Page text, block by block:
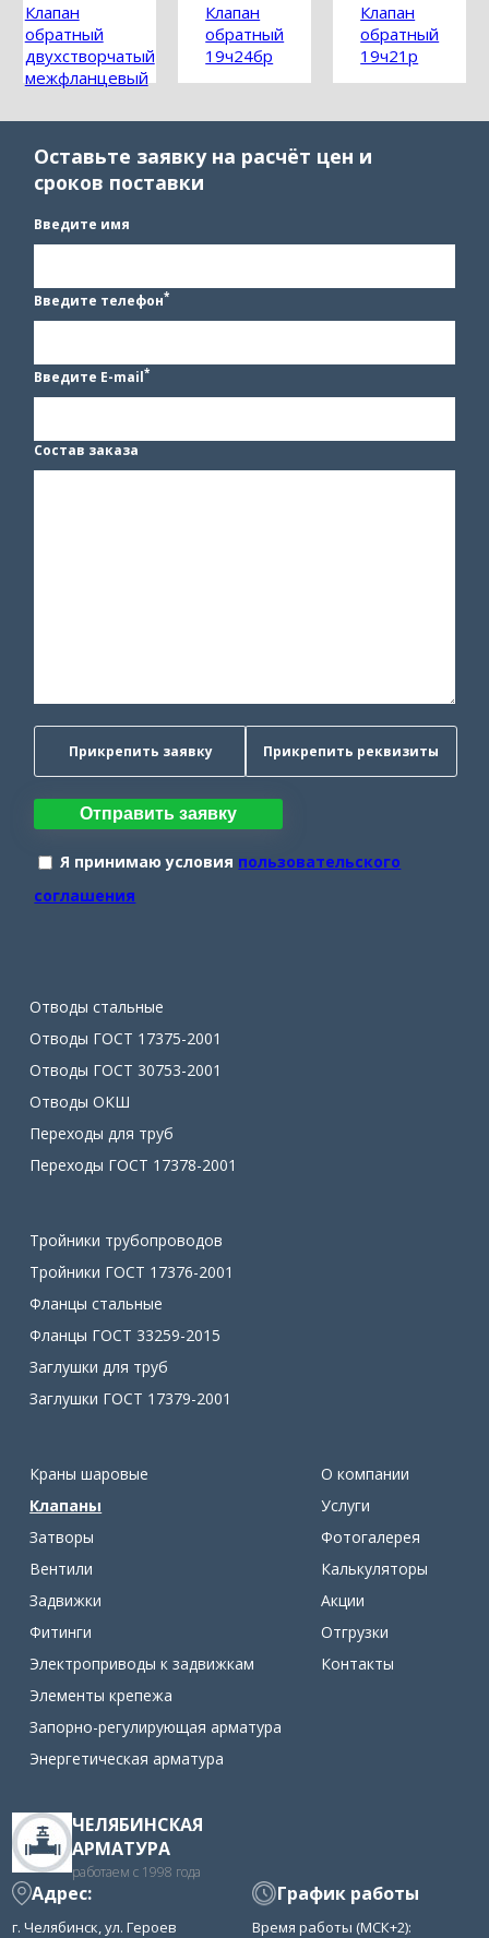
Клапан
обратный
двухстворчатый
межфланцевый
Клапан
обратный
19ч24бр
Клапан
обратный
19ч21р
Оставьте заявку на расчёт цен и
сроков поставки
Введите имя
Введите телефон*
Введите E-mail*
Состав заказа
Прикрепить заявку Прикрепить реквизиты
Отправить заявку
Я принимаю условия пользовательского
соглашения
Отводы стальные
Отводы ГОСТ 17375-2001
Отводы ГОСТ 30753-2001
Отводы ОКШ
Переходы для труб
Переходы ГОСТ 17378-2001
Тройники трубопроводов
Тройники ГОСТ 17376-2001
Фланцы стальные
Фланцы ГОСТ 33259-2015
Заглушки для труб
Заглушки ГОСТ 17379-2001
Краны шаровые
Клапаны
Затворы
Вентили
Задвижки
Фитинги
Электроприводы к задвижкам
Элементы крепежа
Запорно-регулирующая арматура
Энергетическая арматура
О компании
Услуги
Фотогалерея
Калькуляторы
Акции
Отгрузки
Контакты
ЧЕЛЯБИНСКАЯ
АРМАТУРА
работаем с 1998 года
Адрес:
г. Челябинск, ул. Героев
График работы
Время работы (МСК+2):